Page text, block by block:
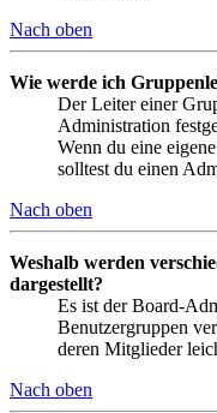
Nach oben
Wie werde ich
Der Leiter einer
Administration
Wenn du eine
solltest du einen
Nach oben
Weshalb werden
dargestellt?
Es ist der Board-
Benutzergruppen
deren Mitglieder
Nach oben